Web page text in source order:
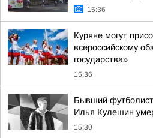
15:36
Куряне могут
всероссийскому
государства»
15:36
Бывший футболист
Илья Кулешин
15:30